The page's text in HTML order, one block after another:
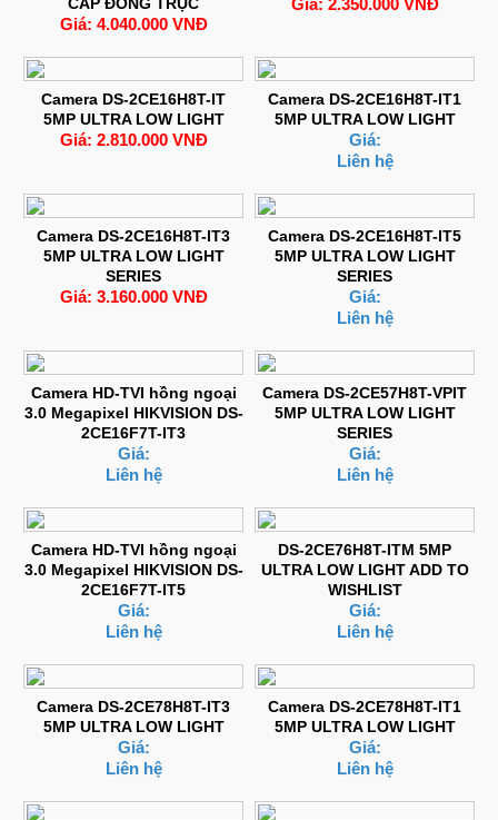
Giá: 4.040.000 VNĐ
Camera DS-2CE16H8T-IT
5MP ULTRA LOW LIGHT
Giá: 2.810.000 VNĐ
Camera DS-2CE16H8T-IT1
5MP ULTRA LOW LIGHT
Giá:
Liên hệ
Camera DS-2CE16H8T-IT3
5MP ULTRA LOW LIGHT
SERIES
Giá: 3.160.000 VNĐ
Camera DS-2CE16H8T-IT5
5MP ULTRA LOW LIGHT
SERIES
Giá:
Liên hệ
Camera HD-TVI hồng ngoại
3.0 Megapixel HIKVISION DS-
2CE16F7T-IT3
Giá:
Liên hệ
Camera DS-2CE57H8T-VPIT
5MP ULTRA LOW LIGHT
SERIES
Giá:
Liên hệ
Camera HD-TVI hồng ngoại
3.0 Megapixel HIKVISION DS-
2CE16F7T-IT5
Giá:
Liên hệ
DS-2CE76H8T-ITM 5MP
ULTRA LOW LIGHT ADD TO
WISHLIST
Giá:
Liên hệ
Camera DS-2CE78H8T-IT3
5MP ULTRA LOW LIGHT
Giá:
Liên hệ
Camera DS-2CE78H8T-IT1
5MP ULTRA LOW LIGHT
Giá:
Liên hệ